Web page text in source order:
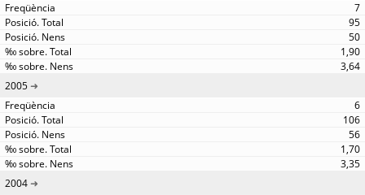
7
95
50
1,90
3,64
2005
6
106
56
1,70
3,35
2004